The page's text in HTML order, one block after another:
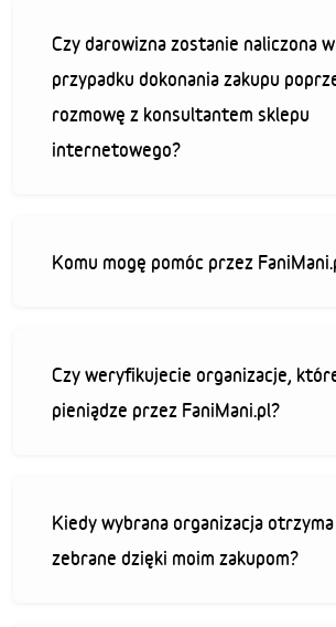
Czy darowizna zostanie naliczona w
przypadku dokonania zakupu
rozmowę z konsultantem sklepu
internetowego?
Komu mogę pomóc przez
Czy weryfikujecie organizacje,
pieniądze przez FaniMani.pl?
Kiedy wybrana organizacja
zebrane dzięki moim zakupom?